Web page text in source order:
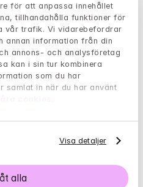
för att anpassa innehållet
tillhandahålla funktioner för
vår trafik. Vi vidarebefordrar
annan information från din
annons- och analysföretag
kan i sin tur kombinera
som du har
samlat in när du har använt
Visa detaljer
alla
påfrestande den
av följande test kan
det är dags att söka
revolutionen”
Jonkman hur det kan vara